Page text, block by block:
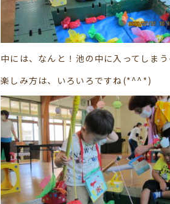
中には、なんと！池の中に入ってしま
楽しみ方は、いろいろですね(*^^*)